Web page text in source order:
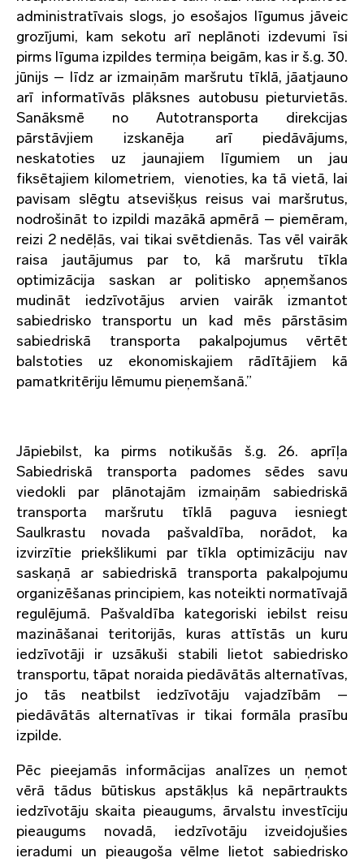
administratīvais slogs, jo esošajos līgumus jāveic
grozījumi, kam sekotu arī neplānoti izdevumi īsi
pirms līguma izpildes termiņa beigām, kas ir š.g. 30.
jūnijs – līdz ar izmaiņām maršrutu tīklā, jāatjauno
arī informatīvās plāksnes autobusu pieturvietās.
Sanāksmē no Autotransporta direkcijas
pārstāvjiem izskanēja arī piedāvājums,
neskatoties uz jaunajiem līgumiem un jau
fiksētajiem kilometriem, vienoties, ka tā vietā, lai
pavisam slēgtu atsevišķus reisus vai maršrutus,
nodrošināt to izpildi mazākā apmērā – piemēram,
reizi 2 nedēļās, vai tikai svētdienās. Tas vēl vairāk
raisa jautājumus par to, kā maršrutu tīkla
optimizācija saskan ar politisko apņemšanos
mudināt iedzīvotājus arvien vairāk izmantot
sabiedrisko transportu un kad mēs pārstāsim
sabiedriskā transporta pakalpojumus vērtēt
balstoties uz ekonomiskajiem rādītājiem kā
pamatkritēriju lēmumu pieņemšanā.”
Jāpiebilst, ka pirms notikušās š.g. 26. aprīļa
Sabiedriskā transporta padomes sēdes savu
viedokli par plānotajām izmaiņām sabiedriskā
transporta maršrutu tīklā paguva iesniegt
Saulkrastu novada pašvaldība, norādot, ka
izvirzītie priekšlikumi par tīkla optimizāciju nav
saskaņā ar sabiedriskā transporta pakalpojumu
organizēšanas principiem, kas noteikti normatīvajā
regulējumā. Pašvaldība kategoriski iebilst reisu
mazināšanai teritorijās, kuras attīstās un kuru
iedzīvotāji ir uzsākuši stabili lietot sabiedrisko
transportu, tāpat noraida piedāvātās alternatīvas,
jo tās neatbilst iedzīvotāju vajadzībām –
piedāvātās alternatīvas ir tikai formāla prasību
izpilde.
Pēc pieejamās informācijas analīzes un ņemot
vērā tādus būtiskus apstākļus kā nepārtraukts
iedzīvotāju skaita pieaugums, ārvalstu investīciju
pieaugums novadā, iedzīvotāju izveidojušies
ieradumi un pieaugoša vēlme lietot sabiedrisko